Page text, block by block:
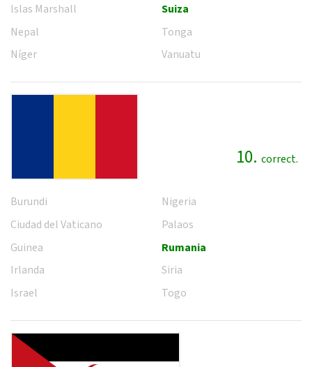
Islas Marshall
Nepal
Níger
Suiza
Tonga
Vanuatu
10. correct.
Burundi
Ciudad del Vaticano
Guinea
Irlanda
Israel
Nigeria
Palaos
Rumania
Siria
Togo